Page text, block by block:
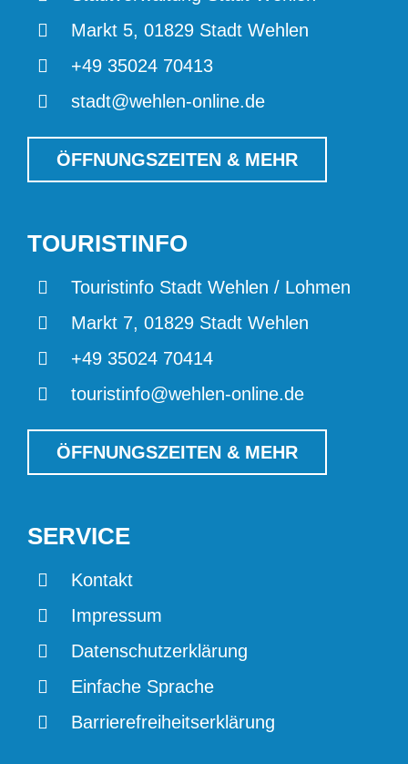
Markt 5, 01829 Stadt Wehlen
+49 35024 70413
stadt@wehlen-online.de
ÖFFNUNGSZEITEN & MEHR
TOURISTINFO
Touristinfo Stadt Wehlen / Lohmen
Markt 7, 01829 Stadt Wehlen
+49 35024 70414
touristinfo@wehlen-online.de
ÖFFNUNGSZEITEN & MEHR
SERVICE
Kontakt
Impressum
Datenschutzerklärung
Einfache Sprache
Barrierefreiheitserklärung